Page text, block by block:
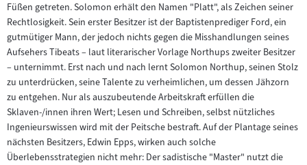
Füßen getreten. Solomon erhält den Namen "Platt", als Zeichen seiner
Rechtlosigkeit. Sein erster Besitzer ist der Baptistenprediger Ford, ein
gutmütiger Mann, der jedoch nichts gegen die Misshandlungen seines
Aufsehers Tibeats – laut literarischer Vorlage Northups zweiter Besitzer
– unternimmt. Erst nach und nach lernt Solomon Northup, seinen Stolz
zu unterdrücken, seine Talente zu verheimlichen, um dessen Jähzorn
zu entgehen. Nur als auszubeutende Arbeitskraft erfüllen die
Sklaven-/innen ihren Wert; Lesen und Schreiben, selbst nützliches
Ingenieurswissen wird mit der Peitsche bestraft. Auf der Plantage seines
nächsten Besitzers, Edwin Epps, wirken auch solche
Überlebensstrategien nicht mehr: Der sadistische "Master" nutzt die